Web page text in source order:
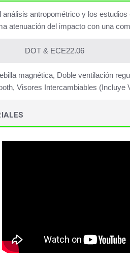
antropométrico y los
atenuación del impacto con una
DOT & ECE22.06
magnética, Doble ventilación
Visores Intercambiables (Incluye